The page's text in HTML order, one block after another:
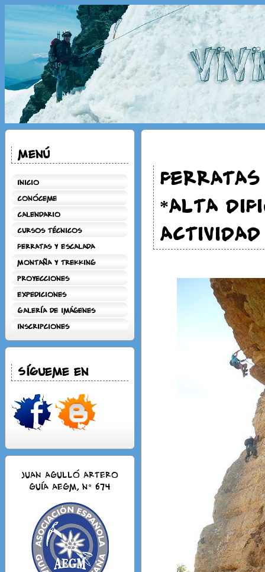
Menú
Inicio
Conóceme
Calendario
Cursos técnicos
Ferratas y Escalada
Montaña y Trekking
Proyecciones
Expediciones
Galería de Imágenes
Inscripciones
Sígueme en
JUAN AGULLÓ ARTERO
Guía AEGM, n° 674
*ALTA